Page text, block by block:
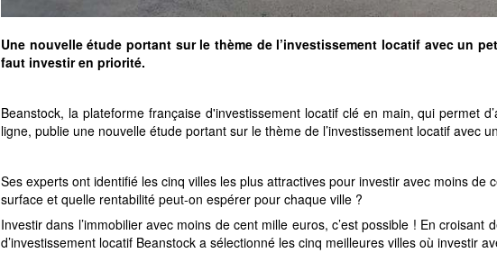
Une nouvelle étude portant sur le thème de l’investissement locatif avec un
faut investir en priorité.
Beanstock, la plateforme française d'investissement locatif clé en main, qui permet
ligne, publie une nouvelle étude portant sur le thème de l’investissement locatif avec
Ses experts ont identifié les cinq villes les plus attractives pour investir avec moins de
surface et quelle rentabilité peut-on espérer pour chaque ville ?
Investir dans l’immobilier avec moins de cent mille euros, c’est possible ! En croisant
d’investissement locatif Beanstock a sélectionné les cinq meilleures villes où investir